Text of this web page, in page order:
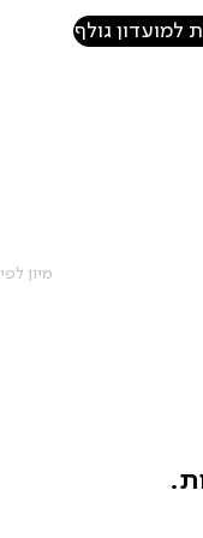
למועדון גולף
מיון לפי